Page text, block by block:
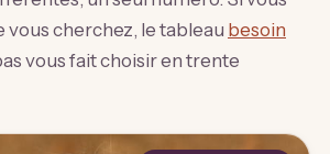
vous cherchez, le tableau besoin
vous fait choisir en trente